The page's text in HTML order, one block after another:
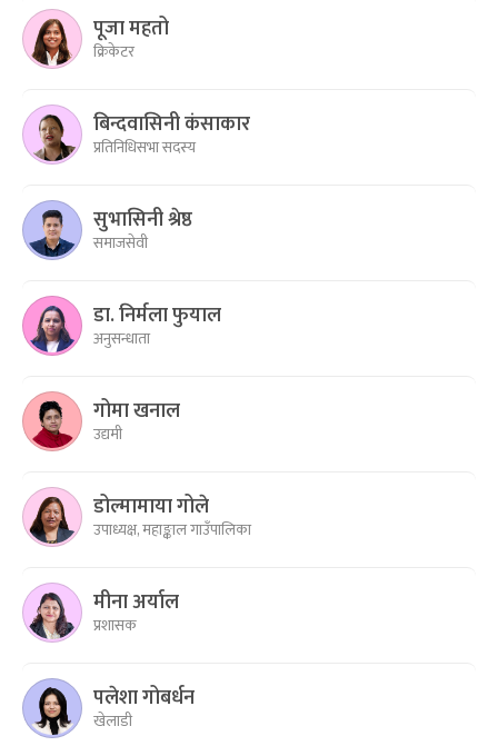
पूजा महतो
क्रिकेटर
बिन्दवासिनी कंसाकार
प्रतिनिधिसभा सदस्य
सुभासिनी श्रेष्ठ
समाजसेवी
डा. निर्मला फुयाल
अनुसन्धाता
गोमा खनाल
उद्यमी
डोल्मामाया गोले
उपाध्यक्ष, महाङ्काल गाउँपालिका
मीना अर्याल
प्रशासक
पलेशा गोबर्धन
खेलाडी